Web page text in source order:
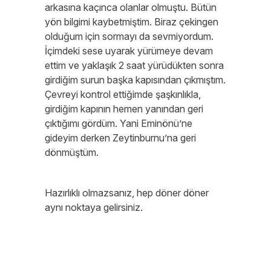
arkasına kaçınca olanlar olmuştu. Bütün
yön bilgimi kaybetmiştim. Biraz çekingen
olduğum için sormayı da sevmiyordum.
İçimdeki sese uyarak yürümeye devam
ettim ve yaklaşık 2 saat yürüdükten sonra
girdiğim surun başka kapısından çıkmıştım.
Çevreyi kontrol ettiğimde şaşkınlıkla,
girdiğim kapının hemen yanından geri
çıktığımı gördüm. Yani Eminönü’ne
gideyim derken Zeytinburnu’na geri
dönmüştüm.
Hazırlıklı olmazsanız, hep döner döner
aynı noktaya gelirsiniz.